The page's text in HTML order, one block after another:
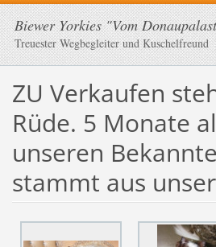
Biewer Yorkies "Vom
Treuester Wegbegleiter und Kuschelfreund
ZU Verkaufen
Rüde. 5 Monate
unseren
stammt aus